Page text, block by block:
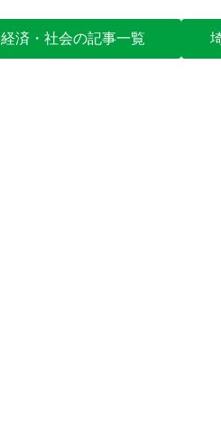
経済・社会の記事一覧